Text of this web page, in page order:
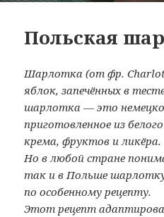
Польская
Шарлотка (от фр.
яблок, запечённых в
шарлотка — это
приготовленное из
крема, фруктов и ликёра.
Но в любой стране
так и в Польше
по особенному рецепту.
Этот рецепт